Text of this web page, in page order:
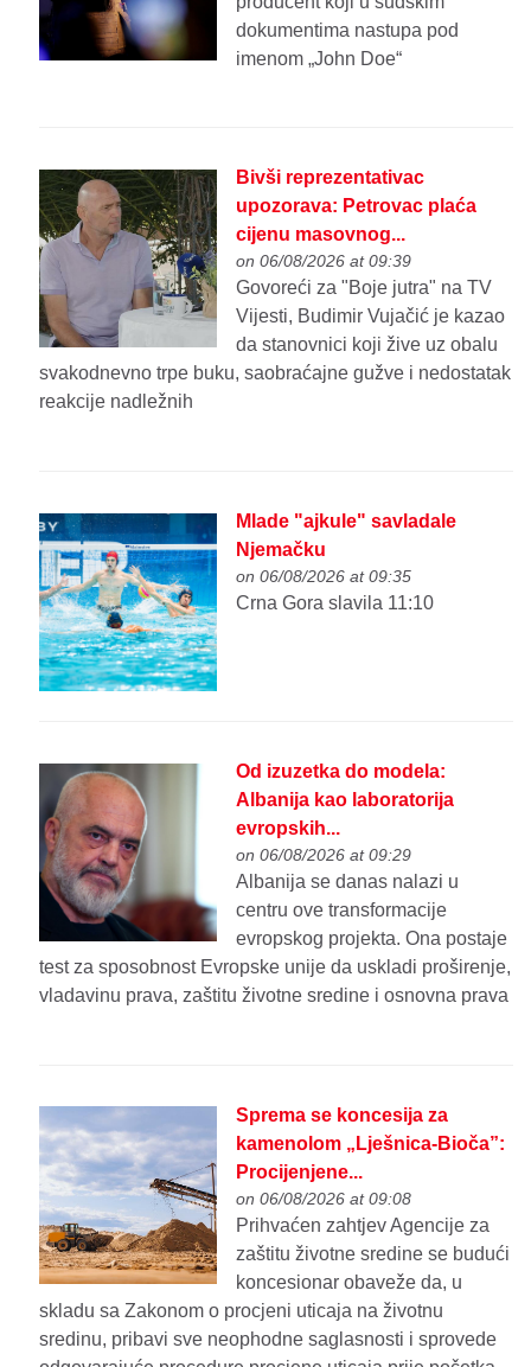
dokumentima nastupa pod
imenom „John Doe“
Bivši reprezentativac
upozorava: Petrovac plaća
cijenu masovnog...
on 06/08/2026 at 09:39
Govoreći za "Boje jutra" na TV
Vijesti, Budimir Vujačić je kazao
da stanovnici koji žive uz obalu
svakodnevno trpe buku, saobraćajne gužve i nedostatak
reakcije nadležnih
Mlade "ajkule" savladale
Njemačku
on 06/08/2026 at 09:35
Crna Gora slavila 11:10
Od izuzetka do modela:
Albanija kao laboratorija
evropskih...
on 06/08/2026 at 09:29
Albanija se danas nalazi u
centru ove transformacije
evropskog projekta. Ona postaje
test za sposobnost Evropske unije da uskladi proširenje,
vladavinu prava, zaštitu životne sredine i osnovna prava
Sprema se koncesija za
kamenolom „Lješnica-Bioča”:
Procijenjene...
on 06/08/2026 at 09:08
Prihvaćen zahtjev Agencije za
zaštitu životne sredine se budući
koncesionar obaveže da, u
skladu sa Zakonom o procjeni uticaja na životnu
sredinu, pribavi sve neophodne saglasnosti i sprovede